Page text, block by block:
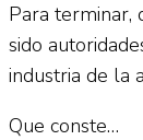
Para terminar,
sido
industria de la
Que conste…